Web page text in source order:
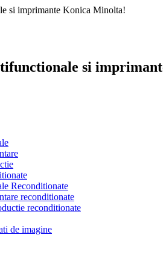
si imprimante Konica Minolta!
si
Reconditionate
reconditionate
reconditionate
de imagine